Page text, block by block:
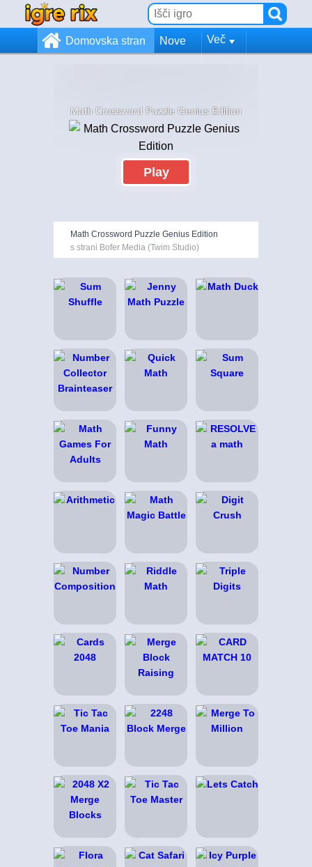
Domovska stran Nove Več
Math Crossword Puzzle Genius Edition
Play
Math Crossword Puzzle Genius Edition
s strani Bofer Media (Twim Studio)